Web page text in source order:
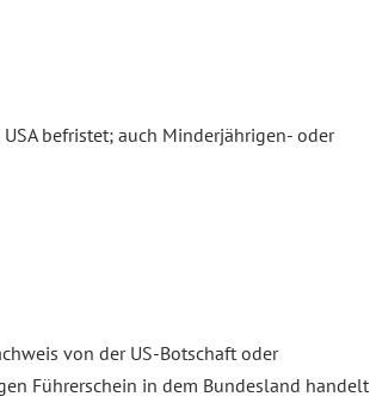
befristet; auch Minderjährigen- oder
von der US-Botschaft oder
Führerschein in dem Bundesland handelt